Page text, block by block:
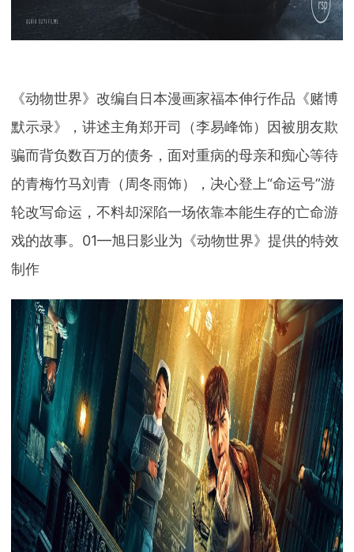
《动物世界》改编自日本漫画家福本伸行作品《赌博
默示录》，讲述主角郑开司（李易峰饰）因被朋友欺
骗而背负数百万的债务，面对重病的母亲和痴心等待
的青梅竹马刘青（周冬雨饰），决心登上“命运号”游
轮改写命运，不料却深陷一场依靠本能生存的亡命游
戏的故事。01—旭日影业为《动物世界》提供的特效
制作